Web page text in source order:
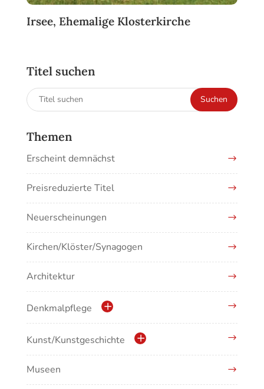
Irsee, Ehemalige Klosterkirche
Titel suchen
Suchen
nach:
Suchen
Themen
Erscheint demnächst
Preisreduzierte Titel
Neuerscheinungen
Kirchen/Klöster/Synagogen
Architektur
Denkmalpflege
Kulturdenkmale in Baden-Württemberg
Kunst/Kunstgeschichte
Antike/Mittelalter
Museen